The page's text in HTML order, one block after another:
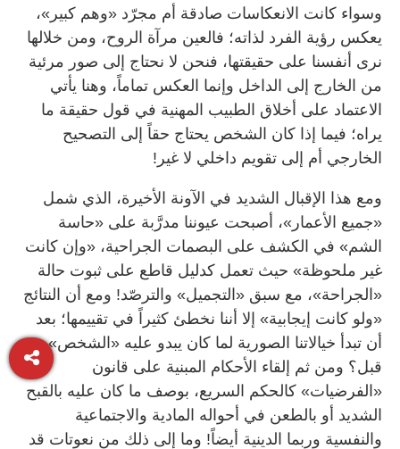
وسواء كانت الانعكاسات صادقة أم مجرّد «وهم كبير»،
يعكس رؤية الفرد لذاته؛ فالعين مرآة الروح، ومن خلالها
نرى أنفسنا على حقيقتها، فنحن لا نحتاج إلى صور مرئية
من الخارج إلى الداخل وإنما العكس تماماً، وهنا يأتي
الاعتماد على أخلاق الطبيب المهنية في قول حقيقة ما
يراه؛ فيما إذا كان الشخص يحتاج حقاً إلى التصحيح
الخارجي أم إلى تقويم داخلي لا غير!
ومع هذا الإقبال الشديد في الآونة الأخيرة، الذي شمل
«جميع الأعمار»، أصبحت عيوننا مدرَّبة على «حاسة
الشم» في الكشف على البصمات الجراحية، «وإن كانت
غير ملحوظة» حيث تعمل كدليل قاطع على ثبوت حالة
«الجراحة»، مع سبق «التجميل» والترصّد! ومع أن النتائج
«ولو كانت إيجابية» إلا أننا نخطئ كثيراً في تقييمها؛ بعد
أن تبدأ خيالاتنا الصورية لما كان يبدو عليه «الشخص» من
قبل؟ ومن ثم إلقاء الأحكام المبنية على قانون
«الفرضيات» كالحكم السريع، بوصف ما كان عليه بالقبح
الشديد أو بالطعن في أحواله المادية والاجتماعية
والنفسية وربما الدينية أيضاً! وما إلى ذلك من نعوتات قد